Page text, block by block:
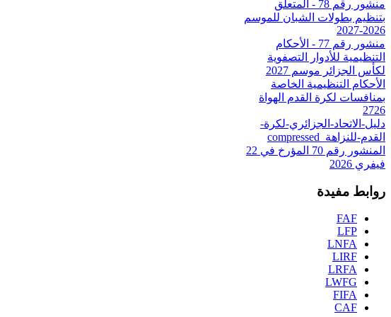
منشور رقم 78 - المتعلق
بتنظيم بطولات الشبان للموسم
2026-2027
منشور رقم 77 - الأحكام
التنظيمية للأدوار التصفوية
لكأس الجزائر موسم 2027
الأحكام التنظيمية الخاصة
بمنافسات لكرة القدم الهواة
2726
دليل-الاتحاد-الجزائري-لكرة-
القدم-للنزاهة_compressed
المنشور رقم 70 المؤرخ في 22
فيفري 2026
روابط مفيدة
FAF
LFP
LNFA
LIRF
LRFA
LWFG
FIFA
CAF